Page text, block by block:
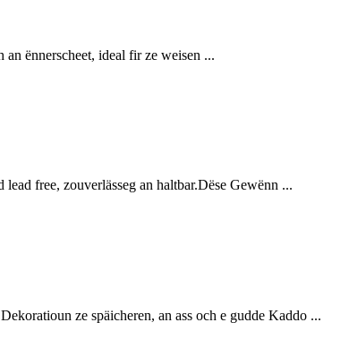
ënnerscheet, ideal fir ze weisen ...
free, zouverlässeg an haltbar.Dëse Gewënn ...
ze späicheren, an ass och e gudde Kaddo ...